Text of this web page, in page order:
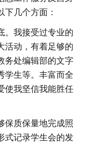
几个方面：
。我接受过专业的
活动，有着足够的
务处编辑部的文字
学生等。丰富而全
使我坚信我能胜任
保质保量地完成照
式记录学生会的发